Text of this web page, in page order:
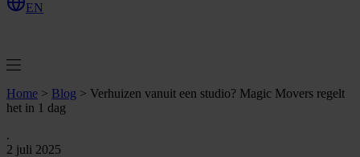
EN
Home > Blog > Verhuizen vanuit een studio? Magic Movers regelt
het in 1 dag
.
2 juli 2025